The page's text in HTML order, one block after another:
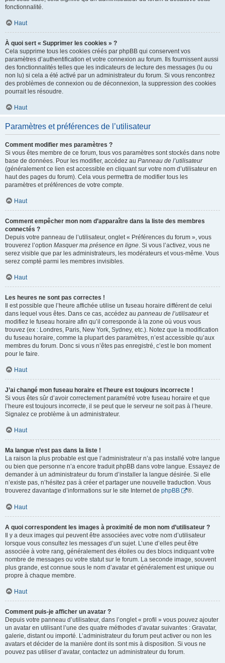
fonctionnalité.
Haut
À quoi sert « Supprimer les cookies » ?
Cela supprime tous les cookies créés par phpBB qui conservent vos
paramètres d’authentification et votre connexion au forum. Ils fournissent aussi
des fonctionnalités telles que les indicateurs de lecture des messages (lu ou
non lu) si cela a été activé par un administrateur du forum. Si vous rencontrez
des problèmes de connexion ou de déconnexion, la suppression des cookies
pourrait les résoudre.
Haut
Paramètres et préférences de l’utilisateur
Comment modifier mes paramètres ?
Si vous êtes membre de ce forum, tous vos paramètres sont stockés dans notre
base de données. Pour les modifier, accédez au Panneau de l’utilisateur
(généralement ce lien est accessible en cliquant sur votre nom d’utilisateur en
haut des pages du forum). Cela vous permettra de modifier tous les
paramètres et préférences de votre compte.
Haut
Comment empêcher mon nom d’apparaître dans la liste des membres
connectés ?
Depuis votre panneau de l’utilisateur, onglet « Préférences du forum », vous
trouverez l’option Masquer ma présence en ligne. Si vous l’activez, vous ne
serez visible que par les administrateurs, les modérateurs et vous-même. Vous
serez compté parmi les membres invisibles.
Haut
Les heures ne sont pas correctes !
Il est possible que l’heure affichée utilise un fuseau horaire différent de celui
dans lequel vous êtes. Dans ce cas, accédez au panneau de l’utilisateuret
modifiez le fuseau horaire afin qu’il corresponde à la zone où vous vous
trouvez (ex : Londres, Paris, New York, Sydney, etc.). Notez que la modification
du fuseau horaire, comme la plupart des paramètres, n’est accessible qu’aux
membres du forum. Donc si vous n’êtes pas enregistré, c’est le bon moment
pour le faire.
Haut
J’ai changé mon fuseau horaire et l’heure est toujours incorrecte !
Si vous êtes sûr d’avoir correctement paramétré votre fuseau horaire et que
l’heure est toujours incorrecte, il se peut que le serveur ne soit pas à l’heure.
Signalez ce problème à un administrateur.
Haut
Ma langue n’est pas dans la liste !
La raison la plus probable est que l’administrateur n’a pas installé votre langue
ou bien que personne n’a encore traduit phpBB dans votre langue. Essayez de
demander à un administrateur du forum d’installer la langue désirée. Si elle
n’existe pas, n’hésitez pas à créer et partager une nouvelle traduction. Vous
trouverez davantage d’informations sur le site Internet de phpBB ®.
Haut
A quoi correspondent les images à proximité de mon nom d’utilisateur ?
Il y a deux images qui peuvent être associées avec votre nom d’utilisateur
lorsque vous consultez les messages d’un sujet. L’une d’elles peut être
associée à votre rang, généralement des étoiles ou des blocs indiquant votre
nombre de messages ou votre statut sur le forum. La seconde image, souvent
plus grande, est connue sous le nom d’avatar et généralement est unique ou
propre à chaque membre.
Haut
Comment puis-je afficher un avatar ?
Depuis votre panneau d’utilisateur, dans l’onglet « profil » vous pouvez ajouter
un avatar en utilisant l’une des quatre méthodes d’avatar suivantes : Gravatar,
galerie, distant ou importé. L’administrateur du forum peut activer ou non les
avatars et décider de la manière dont ils sont mis à disposition. Si vous ne
pouvez pas utiliser d’avatar, contactez un administrateur du forum.